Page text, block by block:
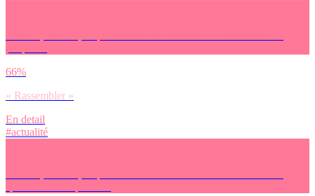
66%
« Rassembler »
En detail
#actualité